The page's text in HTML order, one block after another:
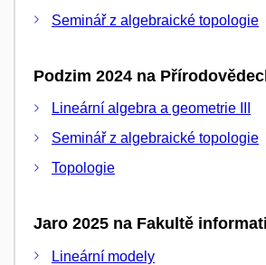
Seminář z algebraické topologie
Podzim 2024 na
Lineární algebra a geometrie III
Seminář z algebraické topologie
Topologie
Jaro 2025 na Fakultě
Lineární modely